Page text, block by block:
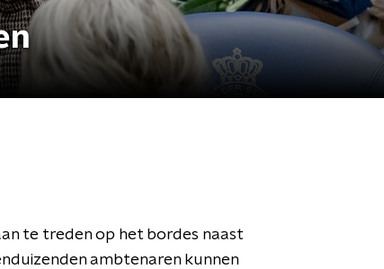
te treden op het bordes naast
ambtenaren kunnen